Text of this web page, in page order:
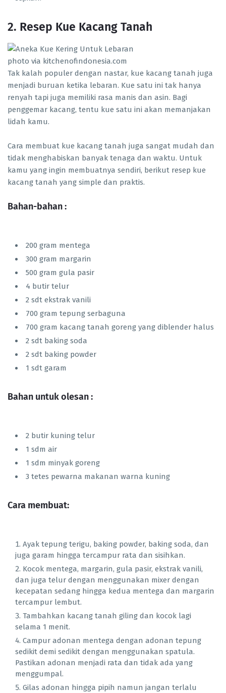
2. Resep Kue Kacang Tanah
photo via kitchenofindonesia.com
Tak kalah populer dengan nastar, kue kacang tanah juga
menjadi buruan ketika lebaran. Kue satu ini tak hanya
renyah tapi juga memiliki rasa manis dan asin. Bagi
penggemar kacang, tentu kue satu ini akan memanjakan
lidah kamu.
Cara membuat kue kacang tanah juga sangat mudah dan
tidak menghabiskan banyak tenaga dan waktu. Untuk
kamu yang ingin membuatnya sendiri, berikut resep kue
kacang tanah yang simple dan praktis.
Bahan-bahan :
200 gram mentega
300 gram margarin
500 gram gula pasir
4 butir telur
2 sdt ekstrak vanili
700 gram tepung serbaguna
700 gram kacang tanah goreng yang diblender halus
2 sdt baking soda
2 sdt baking powder
1 sdt garam
Bahan untuk olesan :
2 butir kuning telur
1 sdm air
1 sdm minyak goreng
3 tetes pewarna makanan warna kuning
Cara membuat:
Ayak tepung terigu, baking powder, baking soda, dan
juga garam hingga tercampur rata dan sisihkan.
Kocok mentega, margarin, gula pasir, ekstrak vanili,
dan juga telur dengan menggunakan mixer dengan
kecepatan sedang hingga kedua mentega dan margarin
tercampur lembut.
Tambahkan kacang tanah giling dan kocok lagi
selama 1 menit.
Campur adonan mentega dengan adonan tepung
sedikit demi sedikit dengan menggunakan spatula.
Pastikan adonan menjadi rata dan tidak ada yang
menggumpal.
Gilas adonan hingga pipih namun jangan terlalu